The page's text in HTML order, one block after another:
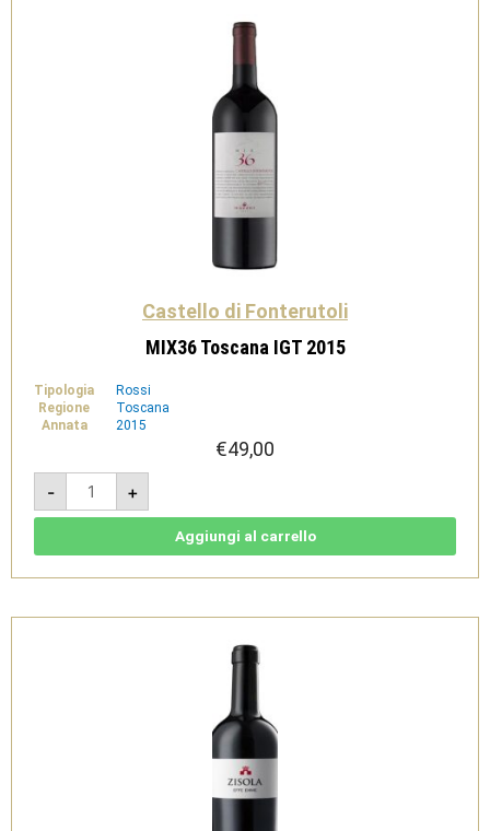
Castello di Fonterutoli
MIX36 Toscana IGT 2015
Tipologia
Rossi
Regione
Toscana
Annata
2015
€49,00
-
MIX36
Toscana
IGT
2015
+
Aggiungi al carrello